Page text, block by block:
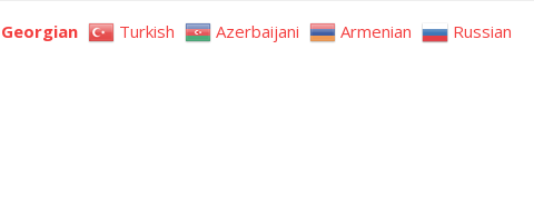
Georgian Turkish Azerbaijani Armenian Russian